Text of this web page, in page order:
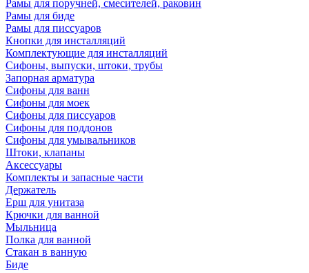
Рамы для поручней, смесителей, раковин
Рамы для биде
Рамы для писсуаров
Кнопки для инсталляций
Комплектующие для инсталляций
Сифоны, выпуски, штоки, трубы
Запорная арматура
Сифоны для ванн
Сифоны для моек
Сифоны для писсуаров
Сифоны для поддонов
Сифоны для умывальников
Штоки, клапаны
Аксессуары
Комплекты и запасные части
Держатель
Ерш для унитаза
Крючки для ванной
Мыльница
Полка для ванной
Стакан в ванную
Биде